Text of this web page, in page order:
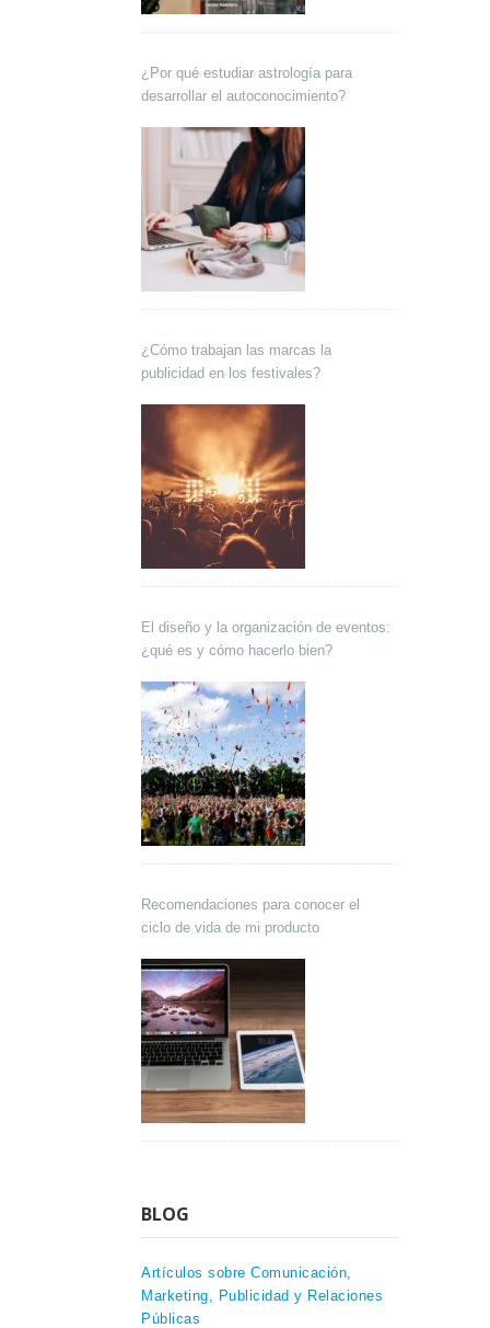
¿Por qué estudiar astrología para
desarrollar el autoconocimiento?
¿Cómo trabajan las marcas la
publicidad en los festivales?
El diseño y la organización de eventos:
¿qué es y cómo hacerlo bien?
Recomendaciones para conocer el
ciclo de vida de mi producto
BLOG
Artículos sobre Comunicación,
Marketing, Publicidad y Relaciones
Públicas